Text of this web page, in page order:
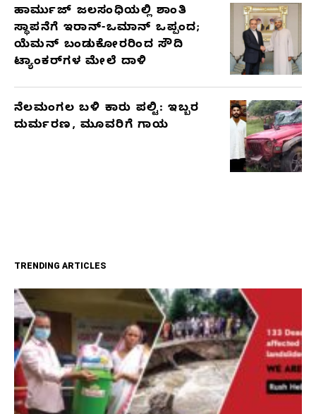
ಹಾರ್ಮುಜ್ ಜಲಸಂಧಿಯಲ್ಲಿ ಶಾಂತಿ
ಸ್ಥಾಪನೆಗೆ ಇರಾನ್-ಒಮಾನ್ ಒಪ್ಪಂದ;
ಯೆಮನ್ ಬಂಡುಕೋರರಿಂದ ಸೌದಿ
ಟ್ಯಾಂಕರ್‌ಗಳ ಮೇಲೆ ದಾಳಿ
ನೆಲಮಂಗಲ ಬಳಿ ಕಾರು ಪಲ್ಟಿ: ಇಬ್ಬರ
ದುರ್ಮರಣ, ಮೂವರಿಗೆ ಗಾಯ
TRENDING ARTICLES